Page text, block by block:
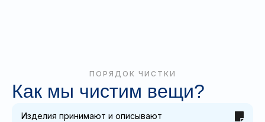
ПОРЯДОК ЧИСТКИ
Как мы чистим вещи?
Изделия принимают и описывают